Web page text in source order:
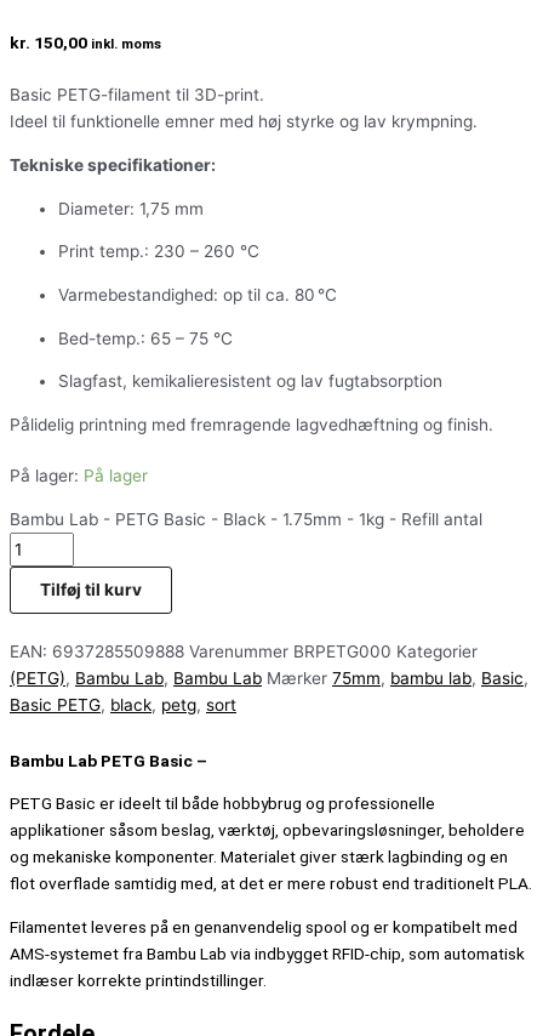
kr. 150,00 inkl. moms
Basic PETG-filament til 3D-print.
Ideel til funktionelle emner med høj styrke og lav krympning.
Tekniske specifikationer:
Diameter: 1,75 mm
Print temp.: 230 – 260 °C
Varmebestandighed: op til ca. 80 °C
Bed-temp.: 65 – 75 °C
Slagfast, kemikalieresistent og lav fugtabsorption
Pålidelig printning med fremragende lagvedhæftning og finish.
På lager: På lager
Bambu Lab - PETG Basic - Black - 1.75mm - 1kg - Refill antal
Tilføj til kurv
EAN: 6937285509888 Varenummer BRPETG000 Kategorier
(PETG), Bambu Lab, Bambu Lab Mærker 75mm, bambu lab, Basic,
Basic PETG, black, petg, sort
Bambu Lab PETG Basic –
PETG Basic er ideelt til både hobbybrug og professionelle
applikationer såsom beslag, værktøj, opbevaringsløsninger, beholdere
og mekaniske komponenter. Materialet giver stærk lagbinding og en
flot overflade samtidig med, at det er mere robust end traditionelt PLA.
Filamentet leveres på en genanvendelig spool og er kompatibelt med
AMS-systemet fra Bambu Lab via indbygget RFID-chip, som automatisk
indlæser korrekte printindstillinger.